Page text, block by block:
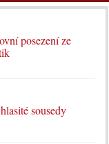
posezení ze
sousedy